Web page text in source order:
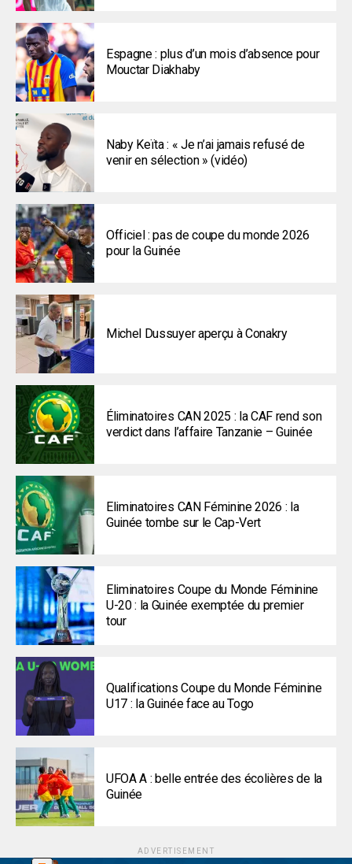
Espagne : plus d’un mois d’absence pour
Mouctar Diakhaby
Naby Keïta : « Je n’ai jamais refusé de
venir en sélection » (vidéo)
Officiel : pas de coupe du monde 2026
pour la Guinée
Michel Dussuyer aperçu à Conakry
Éliminatoires CAN 2025 : la CAF rend son
verdict dans l’affaire Tanzanie – Guinée
Eliminatoires CAN Féminine 2026 : la
Guinée tombe sur le Cap-Vert
Eliminatoires Coupe du Monde Féminine
U-20 : la Guinée exemptée du premier
tour
Qualifications Coupe du Monde Féminine
U17 : la Guinée face au Togo
UFOA A : belle entrée des écolières de la
Guinée
ADVERTISEMENT